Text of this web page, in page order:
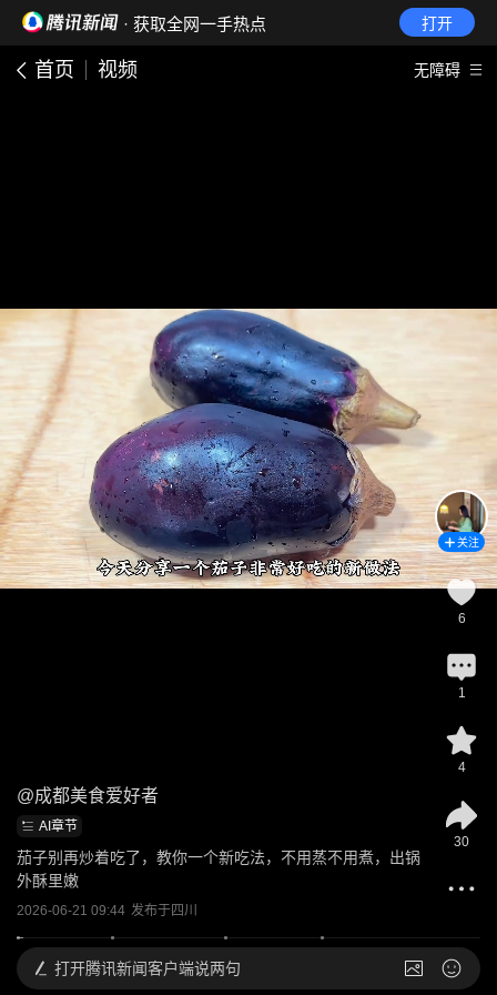
· 获取全网一手热点 打开
首页 视频 无障碍
@成都美食爱好者
AI章节
茄子别再炒着吃了，教你一个新吃法，不用蒸不用煮，出锅
外酥里嫩
2026-06-21 09:44 发布于四川
关注
6
1
4
30
打开腾讯新闻客户端说两句